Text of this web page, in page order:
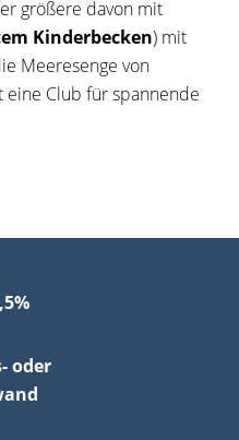
größere davon mit
Kinderbecken) mit
Meeresenge von
eine Club für spannende
oder